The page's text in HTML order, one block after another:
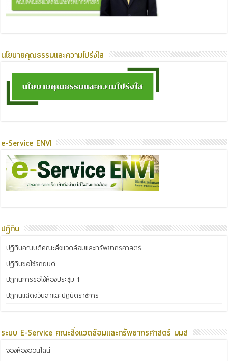
นโยบายคุณธรรมและความโปร่งใส
e-Service ENVI
ปฏิทิน
ปฏิทินคณบดีคณะสิ่งแวดล้อมและทรัพยากรศาสตร์
ปฏิทินขอใช้รถยนต์
ปฏิทินการขอใช้ห้องประชุม 1
ปฏิทินแสดงวันลาและปฏิบัติราชการ
ระบบ E-Service คณะสิ่งแวดล้อมและทรัพยากรศาสตร์ มมส
จองห้องออนไลน์